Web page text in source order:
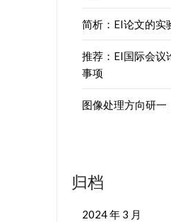
简析：EI论文的实
推荐：EI国际会议
事项
图像处理方向研
归档
2024 年 3 月